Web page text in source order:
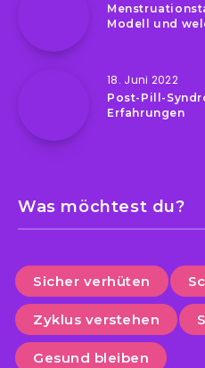
Modell und
18. Juni 2022
Post-Pill-
Erfahrungen
Was möchtest du?
Sicher verhüten
Zyklus verstehen
Gesund bleiben